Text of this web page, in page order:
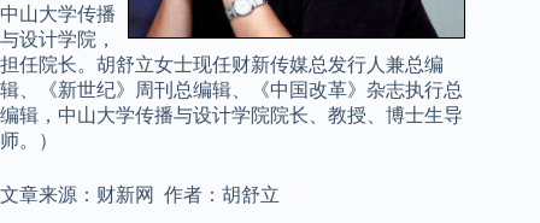
中山大学传播
与设计学院，
担任院长。胡舒立女士现任财新传媒总发行人兼总编
辑、《新世纪》周刊总编辑、《中国改革》杂志执行总
编辑，中山大学传播与设计学院院长、教授、博士生导
师。）
文章来源：财新网 作者：胡舒立